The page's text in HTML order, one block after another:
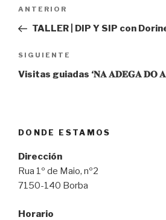
entradas
Entrada
anterior:
ANTERIOR
TALLER | DIP Y SIP con
Siguiente
entrada
SIGUIENTE
Visitas guiadas ‘𝐍𝐀 𝐀𝐃𝐄𝐆𝐀 𝐃𝐎
DONDE ESTAMOS
Dirección
Rua 1º de Maio, nº2
7150-140 Borba
Horario